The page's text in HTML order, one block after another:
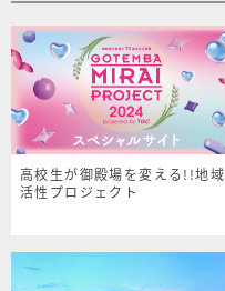
高校生が御殿場を変える!!地域
活性プロジェクト